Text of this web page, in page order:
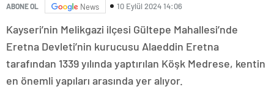
ABONE OL News 10 Eylül 2024 14:06
Kayseri’nin Melikgazi ilçesi Gültepe Mahallesi’nde
Eretna Devleti’nin kurucusu Alaeddin Eretna
tarafından 1339 yılında yaptırılan Köşk Medrese, kentin
en önemli yapıları arasında yer alıyor.